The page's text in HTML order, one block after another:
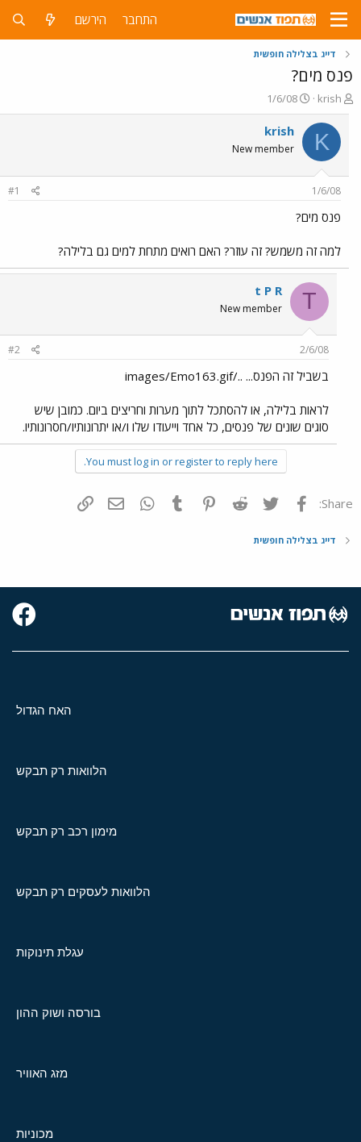
התחבר הירשם
דייג בצלילה חופשית
פנס מים?
פ
ו
ת
ח
ה
ש
א
krish
פ
ו
ר
ר
1/6/08
K
krish
New member
1/6/08
#1
פנס מים?
למה זה משמש? זה עוזר? האם רואים מתחת למים גם בלילה?
T
t P R
New member
2/6/08
#2
בשביל זה הפנס... ../images/Emo163.gif
לראות בלילה, או להסתכל לתוך מערות וחריצים ביום. כמובן שיש
סוגים שונים של פנסים, כל אחד וייעודו שלו ו/או יתרונותיו/חסרונותיו.
You must log in or register to reply here.
Share: פייסבוק Twitter
Reddit
Pinterest
Tumblr
WhatsAppדואר אלקטרוני
דייג בצלילה חופשית
האח הגדול
הלוואות רק תבקש
מימון רכב רק תבקש
הלוואות לעסקים רק תבקש
עגלת תינוקות
בורסה ושוק ההון
מזג האוויר
מכוניות